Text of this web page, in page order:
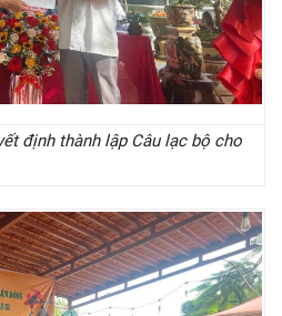
định thành lập Câu lạc bộ cho